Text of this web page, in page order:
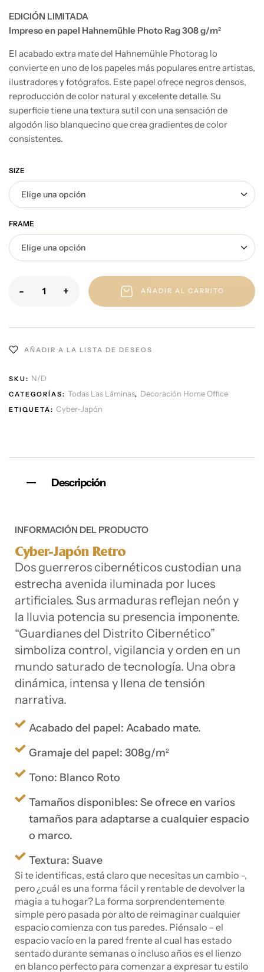
EDICIÓN LIMITADA
Impreso en papel Hahnemühle Photo Rag 308 g/m²
El acabado extra mate del Hahnemühle Photorag lo
convierte en uno de los papeles más populares entre artistas,
ilustradores y fotógrafos. Este papel ofrece negros densos,
reproducción de color natural y excelente detalle. Su
superficie tiene una textura sutil con una sensación de
algodón liso blanquecino que crea gradientes de color
consistentes.
SIZE
FRAME
- + AÑADIR AL CARRITO
AÑADIR A LA LISTA DE DESEOS
SKU: N/D
CATEGORÍAS: Todas Las Láminas, Decoración Home Office
ETIQUETA: Cyber-Japón
Descripción
INFORMACIÓN DEL PRODUCTO
Cyber-Japón Retro
Dos guerreros cibernéticos custodian una
estrecha avenida iluminada por luces
artificiales. Sus armaduras reflejan neón y
la lluvia potencia su presencia imponente.
“Guardianes del Distrito Cibernético”
simboliza control, vigilancia y orden en un
mundo saturado de tecnología. Una obra
dinámica, intensa y llena de tensión
narrativa.
Acabado del papel: Acabado mate.
Gramaje del papel: 308g/m²
Tono: Blanco Roto
Tamaños disponibles: Se ofrece en varios
tamaños para adaptarse a cualquier espacio
o marco.
Textura: Suave
Si te identificas, está claro que necesitas un cambio –,
pero ¿cuál es una forma fácil y rentable de devolver la
magia a tu hogar? La forma sorprendentemente
simple pero pasada por alto de reimaginar cualquier
espacio comienza con tus paredes. Piénsalo – el
espacio vacío en la pared frente al cual has estado
sentado durante semanas o incluso años es el lienzo
en blanco perfecto para comenzar a expresar tu estilo